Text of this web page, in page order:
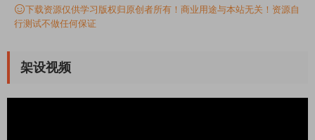
下载资源仅供学习版权归原创者所有！商业用途与本站无关！资源自
行测试不做任何保证
架设视频